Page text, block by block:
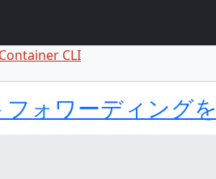
CLI
ォワーディング